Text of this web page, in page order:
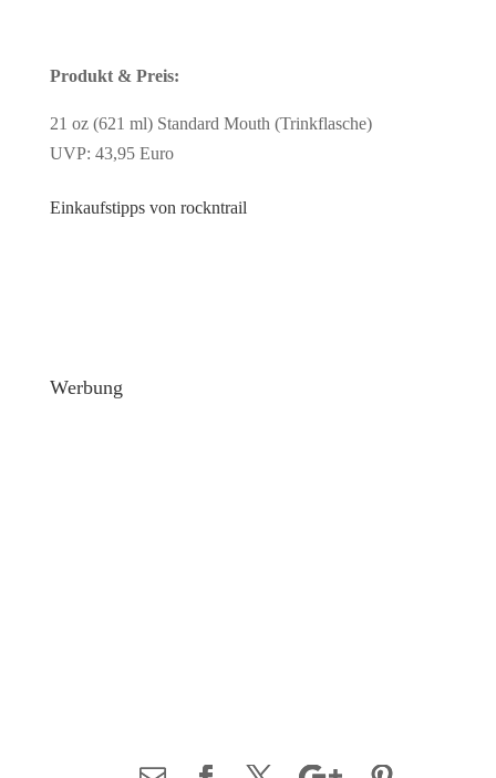
Produkt & Preis:
21 oz (621 ml) Standard Mouth (Trinkflasche)
UVP: 43,95 Euro
Einkaufstipps von rockntrail
Werbung